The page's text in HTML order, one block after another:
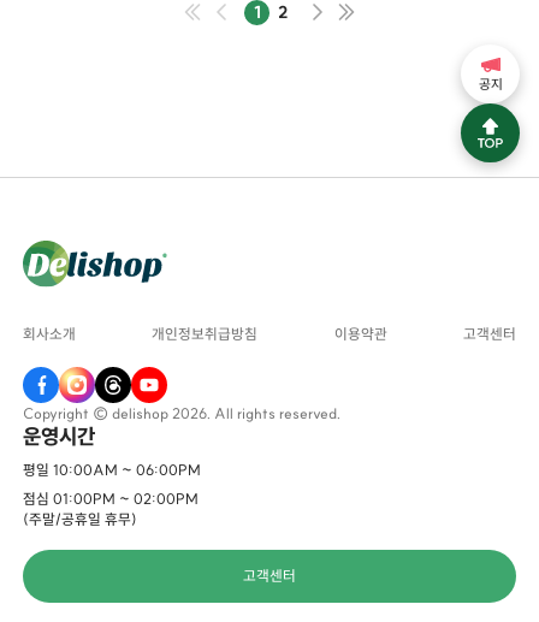
1 2
회사소개 개인정보취급방침 이용약관 고객센터
Copyright © delishop 2026. All rights reserved.
운영시간
평일 10:00AM ~ 06:00PM
점심 01:00PM ~ 02:00PM
(주말/공휴일 휴무)
고객센터
공지